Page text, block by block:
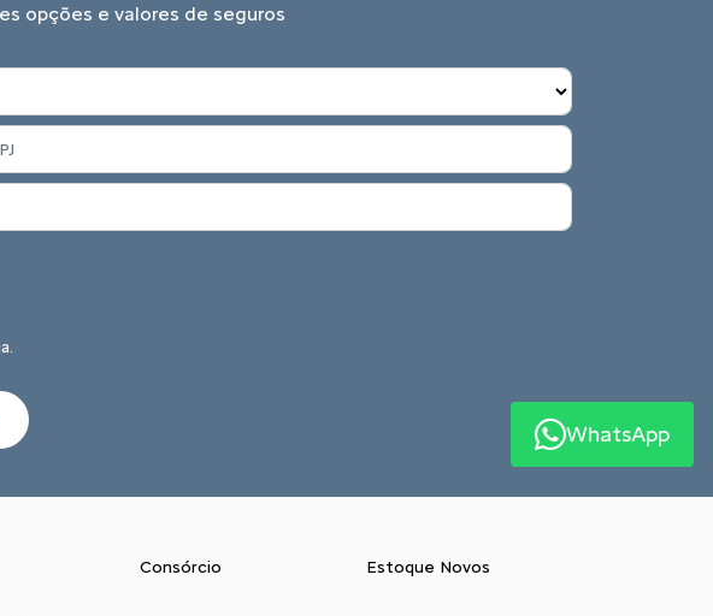
opções e valores de seguros
Consórcio Estoque Novos
WhatsApp